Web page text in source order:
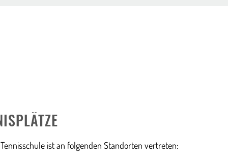
ist an folgenden Standorten vertreten: